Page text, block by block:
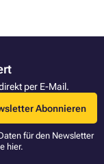
per E-Mail.
Abonnieren
für den Newsletter
hier.